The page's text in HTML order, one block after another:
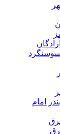
ُسوسنگرد
بندر امام